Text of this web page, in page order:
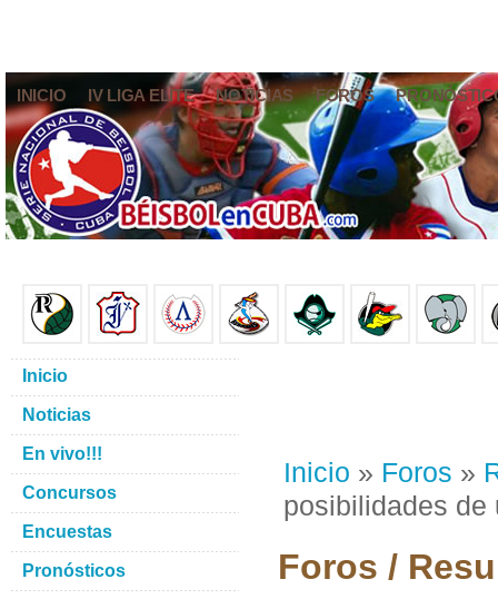
INICIO IV LIGA ELITE NOTICIAS FOROS
Inicio » Foros »
posibilidades de
Foros /
Inicio
Noticias
En vivo!!!
Concursos
Encuestas
Pronósticos